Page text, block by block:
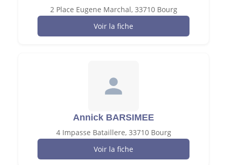
2 Place Eugene Marchal, 33710 Bourg
Voir la fiche
Annick BARSIMEE
4 Impasse Bataillere, 33710 Bourg
Voir la fiche